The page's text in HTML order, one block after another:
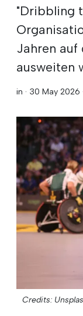
"Dribbling
Jahren auf
ausweiten
in · 30 May 2026
Credits: